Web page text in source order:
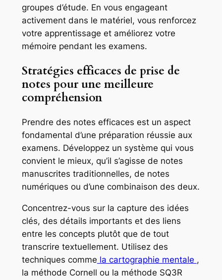
groupes d’étude. En vous engageant
activement dans le matériel, vous renforcez
votre apprentissage et améliorez votre
mémoire pendant les examens.
Stratégies efficaces de prise de
notes pour une meilleure
compréhension
Prendre des notes efficaces est un aspect
fondamental d’une préparation réussie aux
examens. Développez un système qui vous
convient le mieux, qu’il s’agisse de notes
manuscrites traditionnelles, de notes
numériques ou d’une combinaison des deux.
Concentrez-vous sur la capture des idées
clés, des détails importants et des liens
entre les concepts plutôt que de tout
transcrire textuellement. Utilisez des
techniques comme la cartographie mentale ,
la méthode Cornell ou la méthode SQ3R